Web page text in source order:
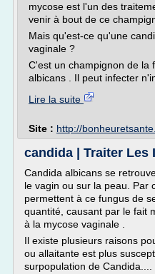
mycose est l'un des
venir à bout de ce
Mais qu'est-ce qu'une
vaginale ?
C'est un champignon de la
albicans . Il peut infecter
Lire la suite
Site : http://
candida | Traiter Les
Candida albicans se
le vagin ou sur la peau. Par
permettent à ce fungus de
quantité, causant par le fait
à la mycose vaginale .
Il existe plusieurs raisons
ou allaitante est plus
surpopulation de Candida....